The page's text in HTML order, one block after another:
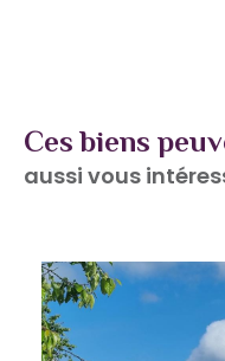
Ces biens
aussi vous